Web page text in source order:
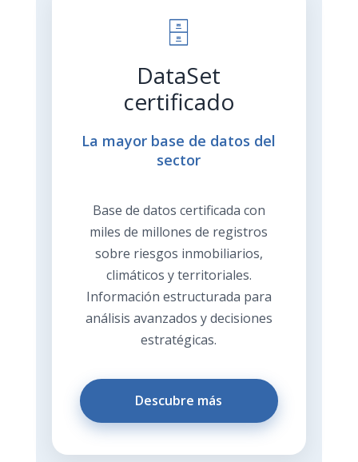
🗄️
DataSet
certificado
La mayor base de datos del
sector
Base de datos certificada con
miles de millones de registros
sobre riesgos inmobiliarios,
climáticos y territoriales.
Información estructurada para
análisis avanzados y decisiones
estratégicas.
Descubre más